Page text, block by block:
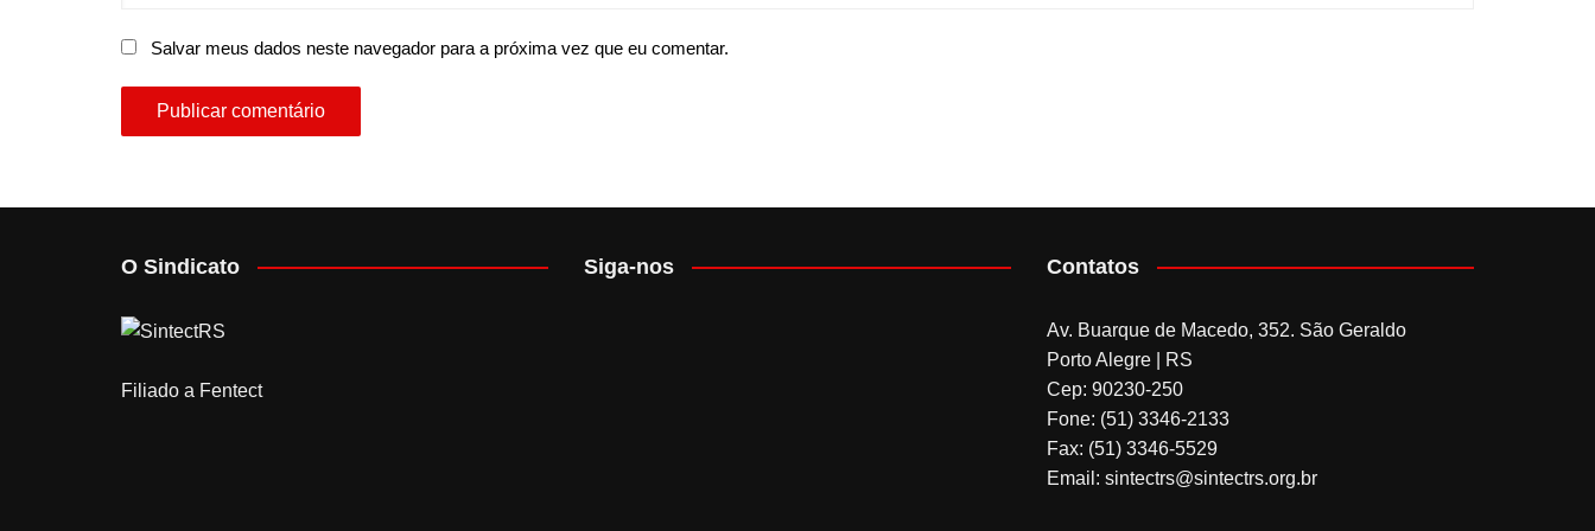
Salvar meus dados neste navegador para a próxima vez que eu comentar.
O Sindicato
Filiado a Fentect
Siga-nos Contatos
Av. Buarque de Macedo, 352. São Geraldo
Porto Alegre | RS
Cep: 90230-250
Fone: (51) 3346-2133
Fax: (51) 3346-5529
Email: sintectrs@sintectrs.org.br